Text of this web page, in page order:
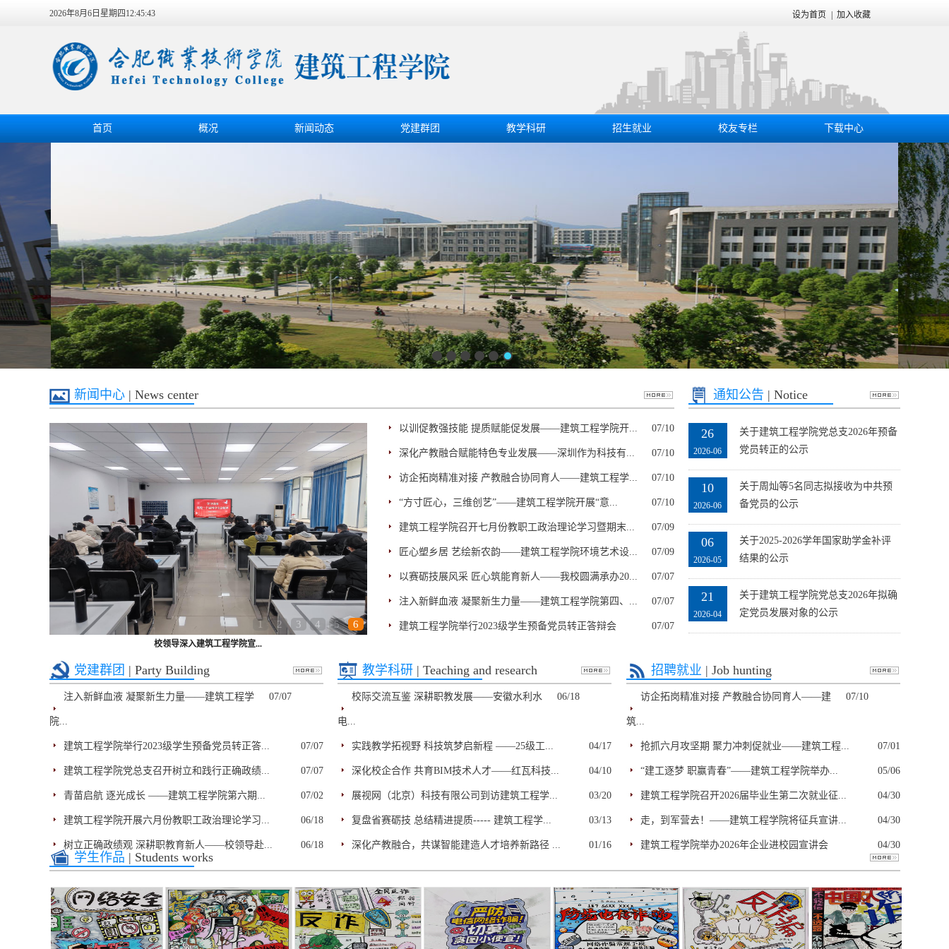
2026年8月6日星期四12:45:44 设为首页 加入收藏
首页 概况 新闻动态 党建群团 教学科研 招生就业 校友专栏 下载中心
新闻中心| News center
1 2 3 4 5 6
校领导深入建筑工程学院宣...
07/10
以训促教强技能 提质赋能促发展——建筑工程学院开...
07/10
深化产教融合赋能特色专业发展——深圳作为科技有...
07/10
访企拓岗精准对接 产教融合协同育人——建筑工程学...
07/10
“方寸匠心，三维创艺”——建筑工程学院开展“意...
07/09
建筑工程学院召开七月份教职工政治理论学习暨期末...
07/09
匠心塑乡居 艺绘新农韵——建筑工程学院环境艺术设...
07/07
以赛砺技展风采 匠心筑能育新人——我校圆满承办20...
07/07
注入新鲜血液 凝聚新生力量——建筑工程学院第四、...
07/07
建筑工程学院举行2023级学生预备党员转正答辩会
通知公告 | Notice
26
2026-06
关于建筑工程学院党总支2026年预备
党员转正的公示
10
2026-06
关于周灿等5名同志拟接收为中共预
备党员的公示
06
2026-05
关于2025-2026学年国家助学金补评
结果的公示
21
2026-04
关于建筑工程学院党总支2026年拟确
定党员发展对象的公示
党建群团 | Party Building
07/07
注入新鲜血液 凝聚新生力量——建筑工程学
院...
07/07
建筑工程学院举行2023级学生预备党员转正答...
07/07
建筑工程学院党总支召开树立和践行正确政绩...
07/02
青苗启航 逐光成长 ——建筑工程学院第六期...
06/18
建筑工程学院开展六月份教职工政治理论学习...
06/18
树立正确政绩观 深耕职教育新人——校领导赴...
教学科研| Teaching and research
06/18
校际交流互鉴 深耕职教发展——安徽水利水
电...
04/17
实践教学拓视野 科技筑梦启新程 ——25级工...
04/10
深化校企合作 共育BIM技术人才——红瓦科技...
03/20
展视网（北京）科技有限公司到访建筑工程学...
03/13
复盘省赛砺技 总结精进提质----- 建筑工程学...
01/16
深化产教融合，共谋智能建造人才培养新路径 ...
招聘就业 | Job hunting
07/10
访企拓岗精准对接 产教融合协同育人——建
筑...
07/01
抢抓六月攻坚期 聚力冲刺促就业——建筑工程...
05/06
“建工逐梦 职赢青春”——建筑工程学院举办...
04/30
建筑工程学院召开2026届毕业生第二次就业征...
04/30
走，到军营去！——建筑工程学院将征兵宣讲...
04/30
建筑工程学院举办2026年企业进校园宣讲会
学生作品 | Students works